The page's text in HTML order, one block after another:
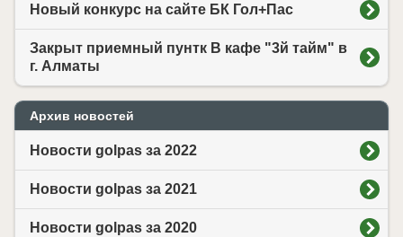
Новый конкурс на сайте БК Гол+Пас
Закрыт приемный пунтк В кафе "3й тайм" в
г. Алматы
Архив новостей
Новости golpas за 2022
Новости golpas за 2021
Новости golpas за 2020